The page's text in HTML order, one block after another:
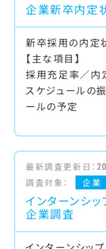
企業新卒内定
新卒採用の内定
【主な項目】
採用充足率／内
スケジュールの
ールの予定
最新調査更新日：
調査対象：
企業
インターンシ
企業調査